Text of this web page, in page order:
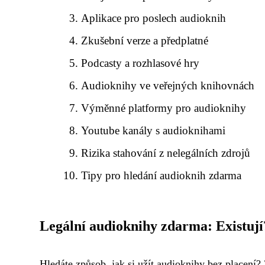
Aplikace pro poslech audioknih
Zkušební verze a předplatné
Podcasty a rozhlasové hry
Audioknihy ve veřejných knihovnách
Výměnné platformy pro audioknihy
Youtube kanály s audioknihami
Rizika stahování z nelegálních zdrojů
Tipy pro hledání audioknih zdarma
Legální audioknihy zdarma: